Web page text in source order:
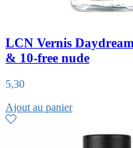
LCN Vernis
& 10-free nude
5,30
Ajout au panier